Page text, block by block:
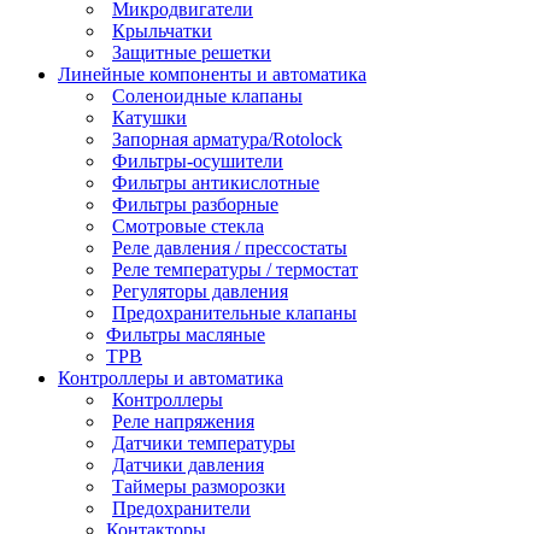
Микродвигатели
Крыльчатки
Защитные решетки
Линейные компоненты и автоматика
Соленоидные клапаны
Катушки
Запорная арматура/Rotolock
Фильтры-осушители
Фильтры антикислотные
Фильтры разборные
Смотровые стекла
Реле давления / прессостаты
Реле температуры / термостат
Регуляторы давления
Предохранительные клапаны
Фильтры масляные
ТРВ
Контроллеры и автоматика
Контроллеры
Реле напряжения
Датчики температуры
Датчики давления
Таймеры разморозки
Предохранители